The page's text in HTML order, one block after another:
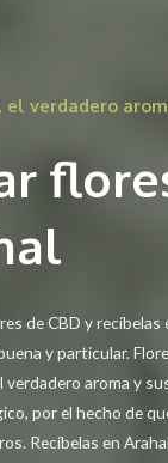
el verdadero
de CBD y
y particular.
verdadero aroma y
por el hecho de
Recíbelas en Arahal